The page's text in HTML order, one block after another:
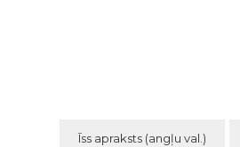
Īss apraksts (angļu val.)